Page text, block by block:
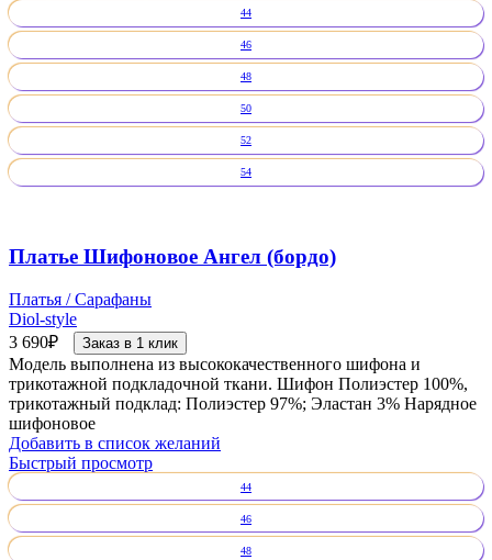
44
46
48
50
52
54
Платье Шифоновое Ангел (бордо)
Платья / Сарафаны
Diol-style
3 690₽ Заказ в 1 клик
Модель выполнена из высококачественного шифона и
трикотажной подкладочной ткани. Шифон Полиэстер 100%,
трикотажный подклад: Полиэстер 97%; Эластан 3% Нарядное
шифоновое
Добавить в список желаний
Быстрый просмотр
44
46
48